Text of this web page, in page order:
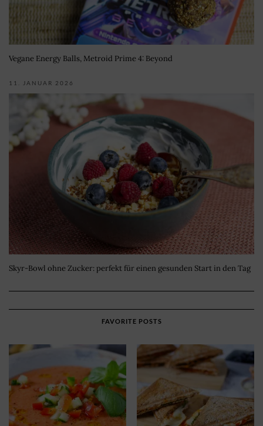
Vegane Energy Balls, Metroid Prime 4: Beyond
11. JANUAR 2026
Skyr-Bowl ohne Zucker: perfekt für einen gesunden Start in den Tag
FAVORITE POSTS